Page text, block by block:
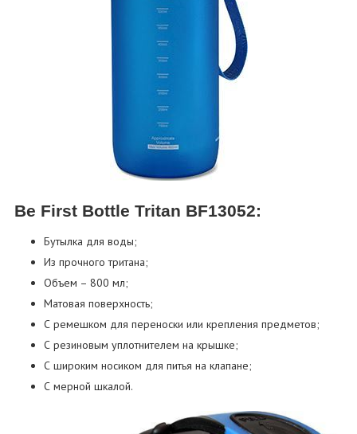
Be First Bottle Tritan BF13052:
Бутылка для воды;
Из прочного тритана;
Объем – 800 мл;
Матовая поверхность;
С ремешком для переноски или крепления предметов;
С резиновым уплотнителем на крышке;
С широким носиком для питья на клапане;
С мерной шкалой.